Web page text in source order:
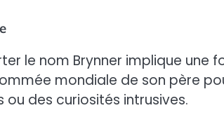
le nom Brynner implique une
mondiale de son père
des curiosités intrusives.